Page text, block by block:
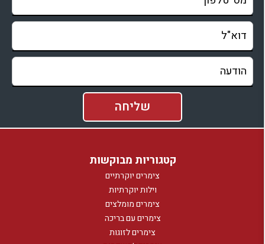
קטגוריות מבוקשות
צימרים יוקרתיים
וילות יוקרתיות
צימרים מומלצים
צימרים עם בריכה
צימרים לזוגות